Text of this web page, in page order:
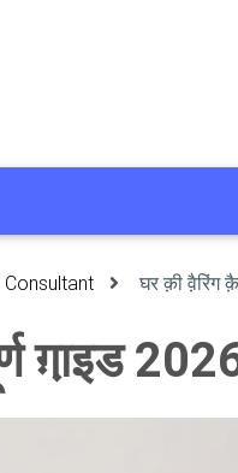
घर क़ी व़ैरिंग
ग़ा़इड